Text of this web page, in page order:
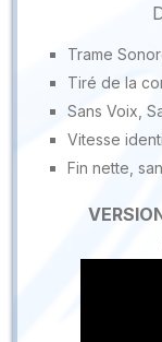
Trame
Tiré de la
Sans Voix,
Vitesse
Fin nette,